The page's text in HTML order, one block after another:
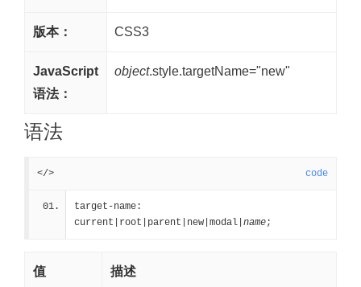
版本： CSS3
JavaScript
语法：
object.style.targetName="new"
语法
</> code
target-name:
current|root|parent|new|modal| name;
值 描述